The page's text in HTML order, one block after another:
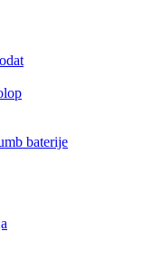
baterije